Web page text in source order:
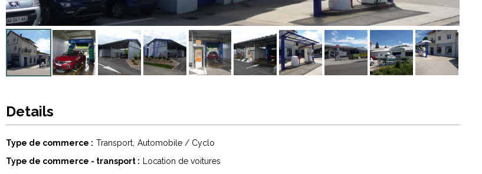
Details
Type de commerce Transport Automobile / Cyclo
Type de commerce - transport
Location de voitures